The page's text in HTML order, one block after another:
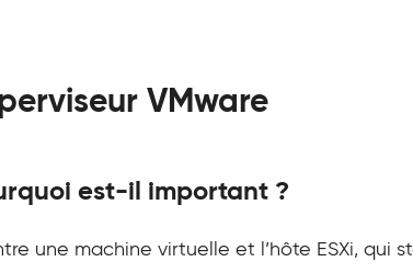
VMware
est-il important ?
une machine virtuelle et l’hôte ESXi, qui